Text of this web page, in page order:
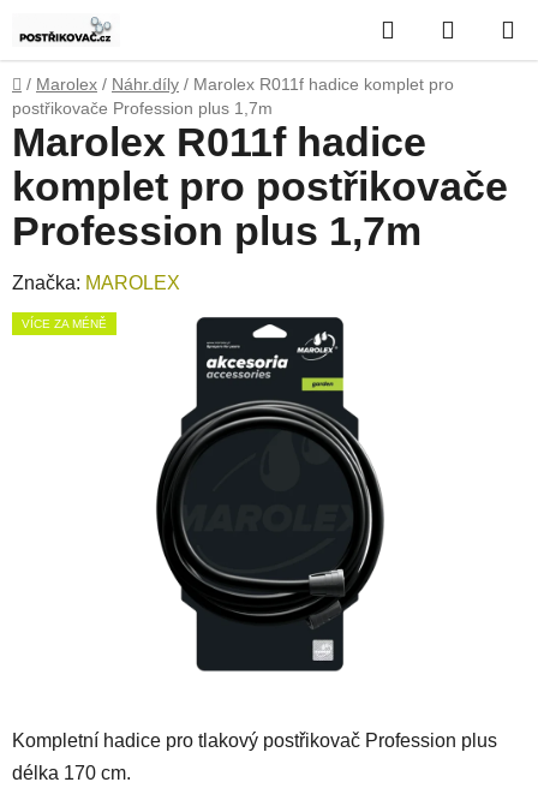
na
obsah
Hledat
KOŠÍK
Domů
/ Marolex / Náhr.díly / Marolex R011f hadice komplet pro
postřikovače Profession plus 1,7m
Kompletní hadice pro tlakový postřikovač Profession plus
délka 170 cm.
Marolex R011f hadice
komplet pro postřikovače
Profession plus 1,7m
Značka: MAROLEX
VÍCE ZA MÉNĚ